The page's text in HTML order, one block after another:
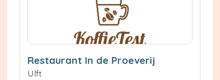
Restaurant In de Proeverij
Ulft